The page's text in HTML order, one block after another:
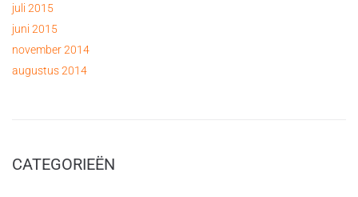
juli 2015
juni 2015
november 2014
augustus 2014
CATEGORIEËN